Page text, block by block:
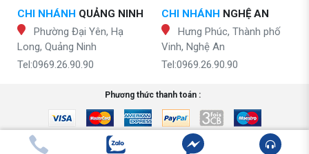
CHI NHÁNH QUẢNG NINH
Phường Đại Yên, Hạ
Long, Quảng Ninh
Tel:0969.26.90.90
CHI NHÁNH NGHỆ AN
Hưng Phúc, Thành phố
Vinh, Nghệ An
Tel:0969.26.90.90
Phương thức thanh toán :